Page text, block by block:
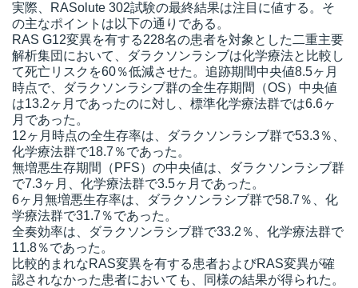
実際、RASolute 302試験の最終結果は注目に値する。そ
の主なポイントは以下の通りである。
RAS G12変異を有する228名の患者を対象とした二重主要
解析集団において、ダラクソンラシブは化学療法と比較し
て死亡リスクを60％低減させた。追跡期間中央値8.5ヶ月
時点で、ダラクソンラシブ群の全生存期間（OS）中央値
は13.2ヶ月であったのに対し、標準化学療法群では6.6ヶ
月であった。
12ヶ月時点の全生存率は、ダラクソンラシブ群で53.3％、
化学療法群で18.7％であった。
無増悪生存期間（PFS）の中央値は、ダラクソンラシブ群
で7.3ヶ月、化学療法群で3.5ヶ月であった。
6ヶ月無増悪生存率は、ダラクソンラシブ群で58.7％、化
学療法群で31.7％であった。
全奏効率は、ダラクソンラシブ群で33.2％、化学療法群で
11.8％であった。
比較的まれなRAS変異を有する患者およびRAS変異が確
認されなかった患者においても、同様の結果が得られた。